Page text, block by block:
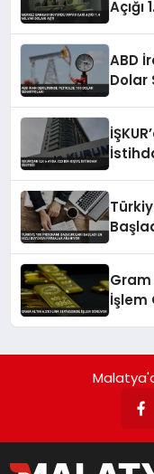
Açığı
ABD
Dolar
Gram
İşlem